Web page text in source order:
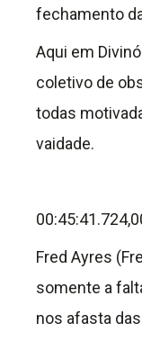
fechamento
Aqui em
coletivo de
todas
vaidade.
Fred Ayres
somente a
nos afasta